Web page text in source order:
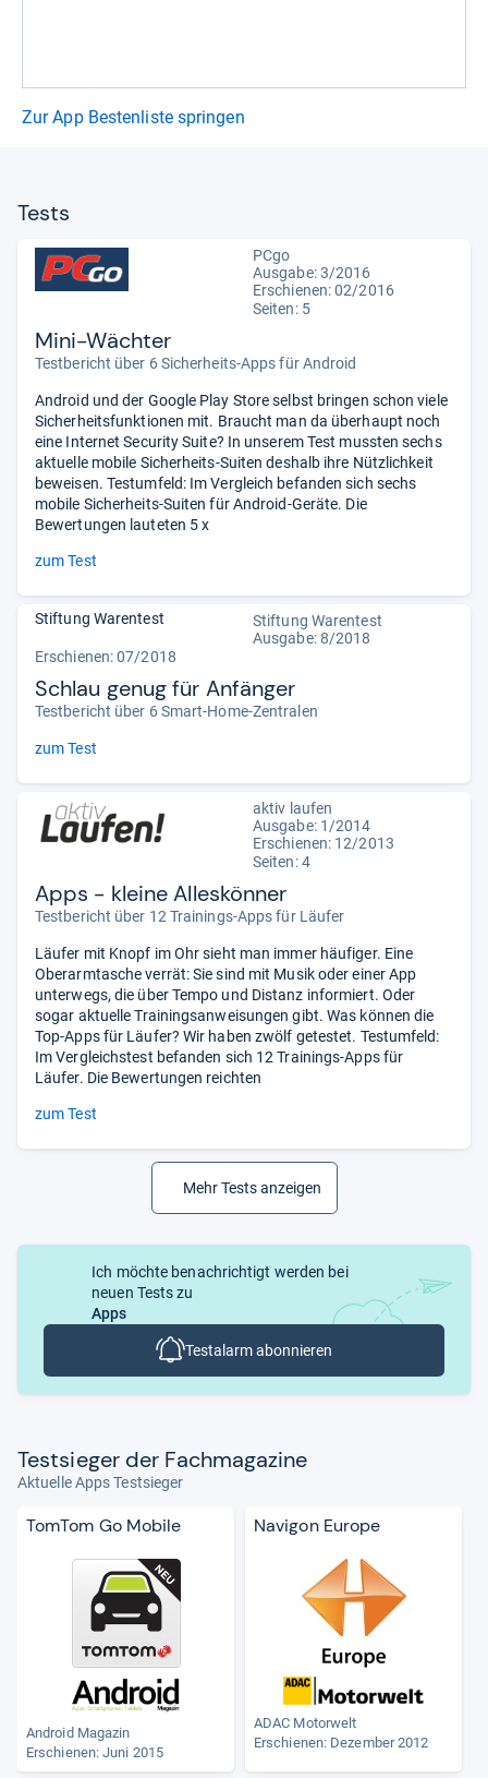
Zur App Bestenliste springen
Tests
PCgo
Ausgabe: 3/2016
Erschienen: 02/2016
Seiten: 5
Mini-Wächter
Testbericht über 6 Sicherheits-Apps für Android
Android und der Google Play Store selbst bringen schon viele
Sicherheitsfunktionen mit. Braucht man da überhaupt noch
eine Internet Security Suite? In unserem Test mussten sechs
aktuelle mobile Sicherheits-Suiten deshalb ihre Nützlichkeit
beweisen. Testumfeld: Im Vergleich befanden sich sechs
mobile Sicherheits-Suiten für Android-Geräte. Die
Bewertungen lauteten 5 x
zum Test
Stiftung Warentest
Stiftung Warentest
Ausgabe: 8/2018
Erschienen: 07/2018
Schlau genug für Anfänger
Testbericht über 6 Smart-Home-Zentralen
zum Test
aktiv laufen
Ausgabe: 1/2014
Erschienen: 12/2013
Seiten: 4
Apps - kleine Alleskönner
Testbericht über 12 Trainings-Apps für Läufer
Läufer mit Knopf im Ohr sieht man immer häufiger. Eine
Oberarmtasche verrät: Sie sind mit Musik oder einer App
unterwegs, die über Tempo und Distanz informiert. Oder
sogar aktuelle Trainingsanweisungen gibt. Was können die
Top-Apps für Läufer? Wir haben zwölf getestet. Testumfeld:
Im Vergleichstest befanden sich 12 Trainings-Apps für
Läufer. Die Bewertungen reichten
zum Test
Mehr Tests anzeigen
Ich möchte benachrichtigt werden bei
neuen Tests zu
Apps
Testalarm abonnieren
Test­sie­ger der Fach­ma­ga­zine
Aktuelle Apps Testsieger
TomTom Go Mobile
Android Magazin
Erschienen: Juni 2015
Navigon Europe
ADAC Motorwelt
Erschienen: Dezember 2012